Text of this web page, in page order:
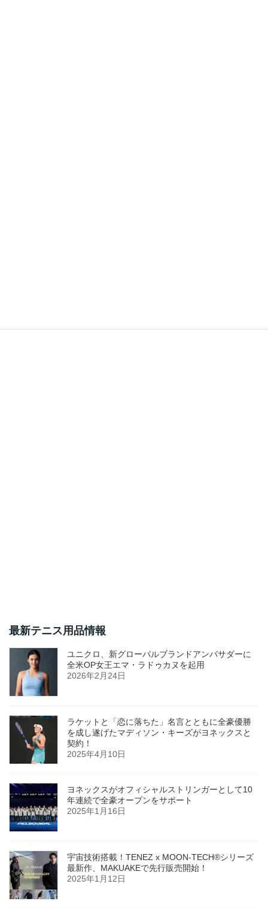
最新テニス用品情報
ユニクロ、新グローバルブランドアンバサダーに
全米OP女王エマ・ラドゥカヌを起用
2026年2月24日
ラケットと「恋に落ちた」名言とともに全豪優勝
を成し遂げたマディソン・キーズがヨネックスと
契約！
2025年4月10日
ヨネックスがオフィシャルストリンガーとして10
年連続で全豪オープンをサポート
2025年1月16日
宇宙技術搭載！TENEZ x MOON-TECH®シリーズ
最新作、MAKUAKEで先行販売開始！
2025年1月12日